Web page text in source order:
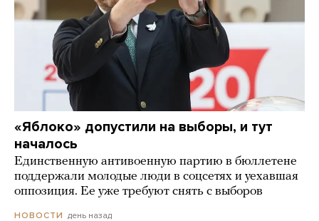
«Яблоко» допустили на выборы, и тут
началось
Единственную антивоенную партию в бюллетене
поддержали молодые люди в соцсетях и уехавшая
оппозиция. Ее уже требуют снять с выборов
НОВОСТИ день назад